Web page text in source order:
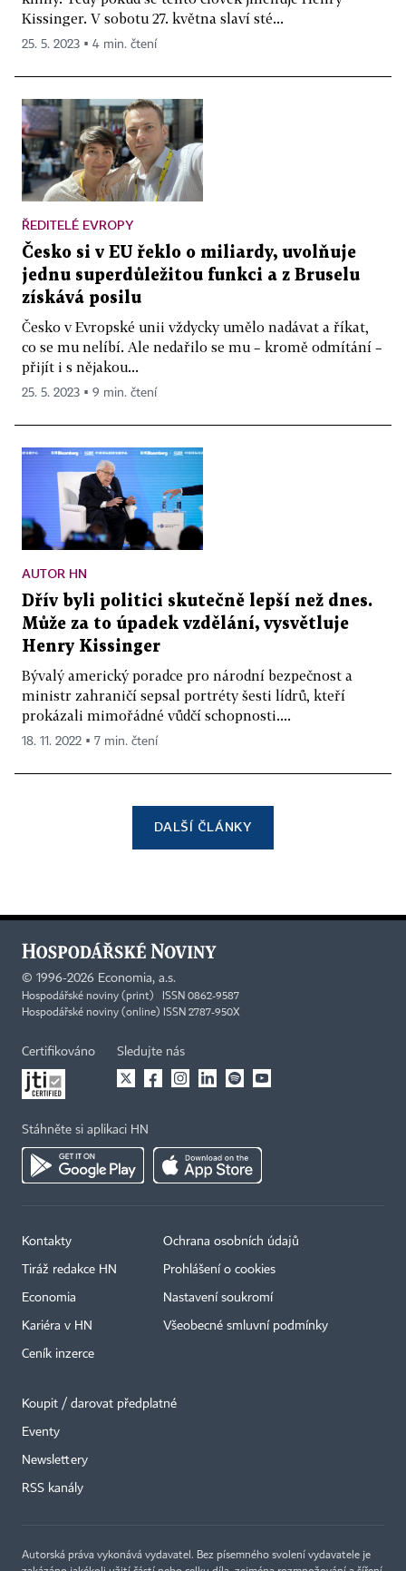
Kissinger. V sobotu 27. května slaví sté...
25. 5. 2023 ▪ 4 min. čtení
ŘEDITELÉ EVROPY
Česko si v EU řeklo o miliardy, uvolňuje
jednu superdůležitou funkci a z Bruselu
získává posilu
Česko v Evropské unii vždycky umělo nadávat a říkat,
co se mu nelíbí. Ale nedařilo se mu – kromě odmítání –
přijít i s nějakou...
25. 5. 2023 ▪ 9 min. čtení
AUTOR HN
Dřív byli politici skutečně lepší než dnes.
Může za to úpadek vzdělání, vysvětluje
Henry Kissinger
Bývalý americký poradce pro národní bezpečnost a
ministr zahraničí sepsal portréty šesti lídrů, kteří
prokázali mimořádné vůdčí schopnosti....
18. 11. 2022 ▪ 7 min. čtení
DALŠÍ ČLÁNKY
© 1996-2026 Economia, a.s.
Hospodářské noviny (print) ISSN 0862-9587
Hospodářské noviny (online) ISSN 2787-950X
Certifikováno Sledujte nás
Stáhněte si aplikaci HN
Kontakty
Tiráž redakce HN
Economia
Kariéra v HN
Ceník inzerce
Ochrana osobních údajů
Prohlášení o cookies
Nastavení soukromí
Všeobecné smluvní podmínky
Koupit / darovat předplatné
Eventy
Newslettery
RSS kanály
Autorská práva vykonává vydavatel. Bez písemného svolení vydavatele je